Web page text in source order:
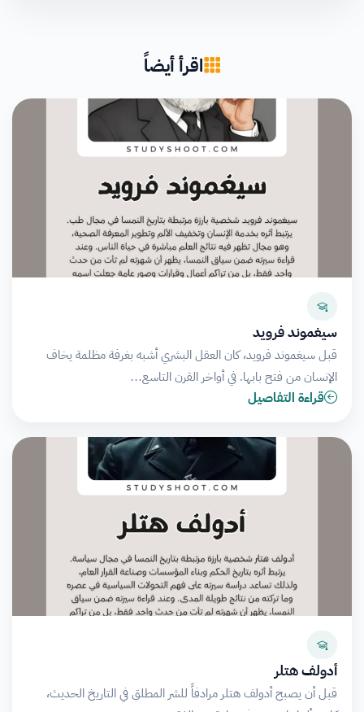
اقرأ أيضاً
سيغموند فرويد
قبل سيغموند فرويد، كان العقل البشري أشبه بغرفة مظلمة يخاف
الإنسان من فتح بابها. في أواخر القرن التاسع…
قراءة التفاصيل
أدولف هتلر
قبل أن يصبح أدولف هتلر مرادفاً للشر المطلق في التاريخ الحديث،